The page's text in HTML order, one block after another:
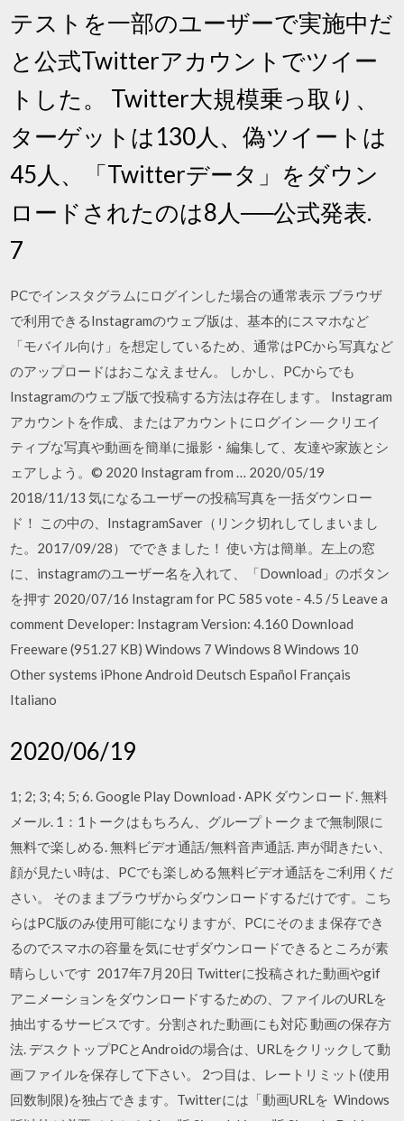
テストを一部のユーザーで実施中だ
と公式Twitterアカウントでツイー
トした。 Twitter大規模乗っ取り、
ターゲットは130人、偽ツイートは
45人、「Twitterデータ」をダウン
ロードされたのは8人──公式発表.
7
PCでインスタグラムにログインした場合の通常表示 ブラウザ
で利用できるInstagramのウェブ版は、基本的にスマホなど
「モバイル向け」を想定しているため、通常はPCから写真など
のアップロードはおこなえません。 しかし、PCからでも
Instagramのウェブ版で投稿する方法は存在します。 Instagram
アカウントを作成、またはアカウントにログイン ― クリエイ
ティブな写真や動画を簡単に撮影・編集して、友達や家族とシ
ェアしよう。© 2020 Instagram from … 2020/05/19
2018/11/13 気になるユーザーの投稿写真を一括ダウンロー
ド！ この中の、InstagramSaver（リンク切れしてしまいまし
た。2017/09/28） でできました！ 使い方は簡単。左上の窓
に、instagramのユーザー名を入れて、「Download」のボタン
を押す 2020/07/16 Instagram for PC 585 vote - 4.5 /5 Leave a
comment Developer: Instagram Version: 4.160 Download
Freeware (951.27 KB) Windows 7 Windows 8 Windows 10
Other systems iPhone Android Deutsch Español Français
Italiano
2020/06/19
1; 2; 3; 4; 5; 6. Google Play Download · APK ダウンロード. 無料
メール. 1：1トークはもちろん、グループトークまで無制限に
無料で楽しめる. 無料ビデオ通話/無料音声通話. 声が聞きたい、
顔が見たい時は、PCでも楽しめる無料ビデオ通話をご利用くだ
さい。 そのままブラウザからダウンロードするだけです。こち
らはPC版のみ使用可能になりますが、PCにそのまま保存でき
るのでスマホの容量を気にせずダウンロードできるところが素
晴らしいです 2017年7月20日 Twitterに投稿された動画やgif
アニメーションをダウンロードするための、ファイルのURLを
抽出するサービスです。分割された動画にも対応 動画の保存方
法. デスクトップPCとAndroidの場合は、URLをクリックして動
画ファイルを保存して下さい。 2つ目は、レートリミット(使用
回数制限)を独占できます。Twitterには「動画URLを Windows